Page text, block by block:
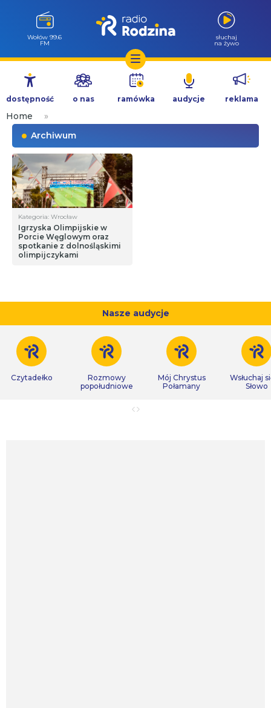
Przejdź
treści
Wołów 99.6
FM
słuchaj
na żywo
dostępność o nas ramówka audycje reklama
Home
»
Archiwum
Kategoria: Wrocław
Igrzyska Olimpijskie w
Porcie Węglowym oraz
spotkanie z dolnośląskimi
olimpijczykami
Nasze audycje
Czytadełko
Rozmowy
popołudniowe
Mój Chrystus
Połamany
Wsłuchaj
Słowo